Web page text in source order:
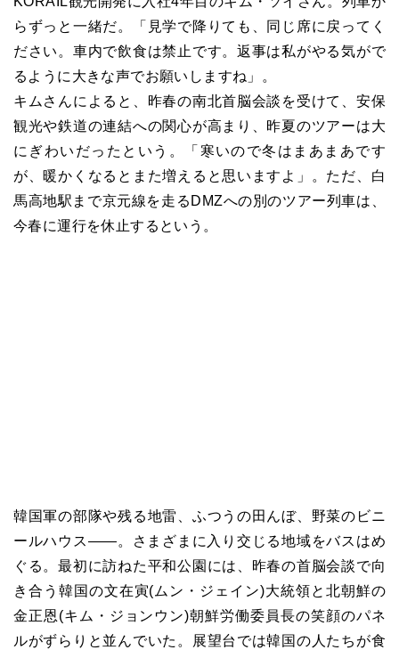
らずっと一緒だ。「見学で降りても、同じ席に戻ってく
ださい。車内で飲食は禁止です。返事は私がやる気がで
るように大きな声でお願いしますね」。
キムさんによると、昨春の南北首脳会談を受けて、安保
観光や鉄道の連結への関心が高まり、昨夏のツアーは大
にぎわいだったという。「寒いので冬はまあまあです
が、暖かくなるとまた増えると思いますよ」。ただ、白
馬高地駅まで京元線を走るDMZへの別のツアー列車は、
今春に運行を休止するという。
韓国軍の部隊や残る地雷、ふつうの田んぼ、野菜のビニ
ールハウス――。さまざまに入り交じる地域をバスはめ
ぐる。最初に訪ねた平和公園には、昨春の首脳会談で向
き合う韓国の文在寅(ムン・ジェイン)大統領と北朝鮮の
金正恩(キム・ジョンウン)朝鮮労働委員長の笑顔のパネ
ルがずらりと並んでいた。展望台では韓国の人たちが食